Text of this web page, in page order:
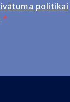
politikai
*